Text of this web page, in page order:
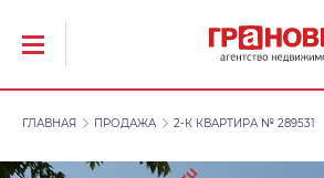
ГЛАВНАЯ ПРОДАЖА 2-К КВАРТИРА № 289531